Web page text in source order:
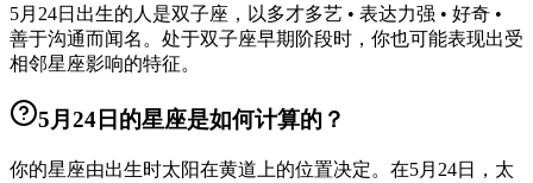
5月24日出生的人是双子座，以多才多艺 • 表达力强 • 好奇 •
善于沟通而闻名。处于双子座早期阶段时，你也可能表现出受
相邻星座影响的特征。
5月24日的星座是如何计算的？
你的星座由出生时太阳在黄道上的位置决定。在5月24日，太